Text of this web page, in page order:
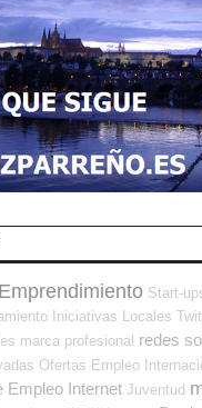
Start-
Iniciativas Locales
marca profesional redes
Ofertas Empleo
Empleo Internet Juventud